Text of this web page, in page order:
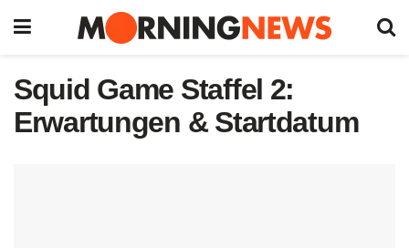
Squid Game Staffel 2:
Erwartungen & Startdatum